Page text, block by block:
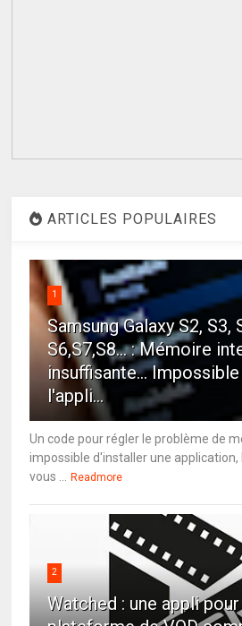
ARTICLES POPULAIRES
1
Samsung Galaxy S2, S3,
S6,S7,S8... : Mémoire
insuffisante… Impossible
l'appli...
Un code pour régler le problème de
impossible d'installer une application,
vous ...
Readmore
2
Watched : une appli